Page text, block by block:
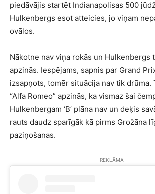
piedāvājis startēt Indianapolisas 500
Hulkenbergs esot atteicies, jo viņam
ovālos.
Nākotne nav viņa rokās un Hulkenbergs
apzinās. Iespējams, sapnis par Grand
izsapņots, tomēr situācija nav tik drūma.
“Alfa Romeo” apzinās, ka vismaz šai
Hulkenbergam ‘B’ plāna nav un deķis
rauts daudz sparīgāk kā pirms Grožāna
paziņošanas.
REKLĀMA